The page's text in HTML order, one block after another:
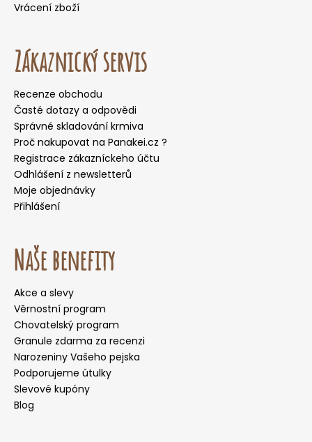
Vrácení zboží
Zákaznický servis
Recenze obchodu
Časté dotazy a odpovědi
Správné skladování krmiva
Proč nakupovat na Panakei.cz ?
Registrace zákazníckeho účtu
Odhlášení z newsletterů
Moje objednávky
Přihlášení
Naše benefity
Akce a slevy
Věrnostní program
Chovatelský program
Granule zdarma za recenzi
Narozeniny Vašeho pejska
Podporujeme útulky
Slevové kupóny
Blog